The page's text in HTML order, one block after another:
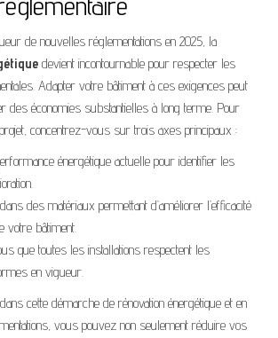
de nouvelles réglementations en 2025, la
devient incontournable pour respecter les
Adapter votre bâtiment à ces exigences peut
des économies substantielles à long terme. Pour
concentrez-vous sur trois axes principaux :
énergétique actuelle pour identifier les
des matériaux permettant d’améliorer l’efficacité
votre bâtiment.
que toutes les installations respectent les
en vigueur.
cette démarche de rénovation énergétique et en
vous pouvez non seulement réduire vos